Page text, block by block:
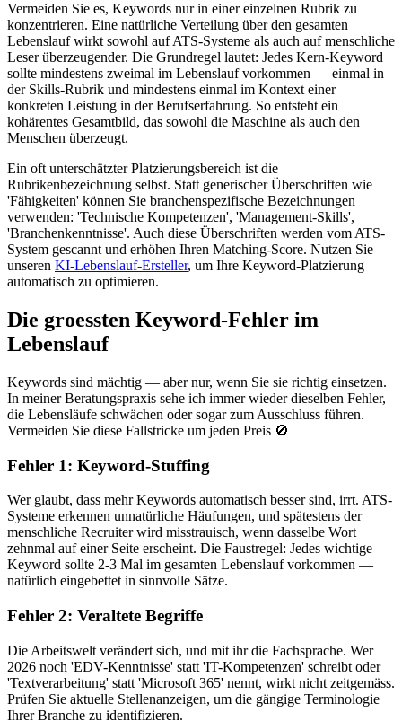
Vermeiden Sie es, Keywords nur in einer einzelnen Rubrik zu
konzentrieren. Eine natürliche Verteilung über den gesamten
Lebenslauf wirkt sowohl auf ATS-Systeme als auch auf menschliche
Leser überzeugender. Die Grundregel lautet: Jedes Kern-Keyword
sollte mindestens zweimal im Lebenslauf vorkommen — einmal in
der Skills-Rubrik und mindestens einmal im Kontext einer
konkreten Leistung in der Berufserfahrung. So entsteht ein
kohärentes Gesamtbild, das sowohl die Maschine als auch den
Menschen überzeugt.
Ein oft unterschätzter Platzierungsbereich ist die
Rubrikenbezeichnung selbst. Statt generischer Überschriften wie
'Fähigkeiten' können Sie branchenspezifische Bezeichnungen
verwenden: 'Technische Kompetenzen', 'Management-Skills',
'Branchenkenntnisse'. Auch diese Überschriften werden vom ATS-
System gescannt und erhöhen Ihren Matching-Score. Nutzen Sie
unseren KI-Lebenslauf-Ersteller, um Ihre Keyword-Platzierung
automatisch zu optimieren.
Die groessten Keyword-Fehler im
Lebenslauf
Keywords sind mächtig — aber nur, wenn Sie sie richtig einsetzen.
In meiner Beratungspraxis sehe ich immer wieder dieselben Fehler,
die Lebensläufe schwächen oder sogar zum Ausschluss führen.
Vermeiden Sie diese Fallstricke um jeden Preis 🚫
Fehler 1: Keyword-Stuffing
Wer glaubt, dass mehr Keywords automatisch besser sind, irrt. ATS-
Systeme erkennen unnatürliche Häufungen, und spätestens der
menschliche Recruiter wird misstrauisch, wenn dasselbe Wort
zehnmal auf einer Seite erscheint. Die Faustregel: Jedes wichtige
Keyword sollte 2-3 Mal im gesamten Lebenslauf vorkommen —
natürlich eingebettet in sinnvolle Sätze.
Fehler 2: Veraltete Begriffe
Die Arbeitswelt verändert sich, und mit ihr die Fachsprache. Wer
2026 noch 'EDV-Kenntnisse' statt 'IT-Kompetenzen' schreibt oder
'Textverarbeitung' statt 'Microsoft 365' nennt, wirkt nicht zeitgemäss.
Prüfen Sie aktuelle Stellenanzeigen, um die gängige Terminologie
Ihrer Branche zu identifizieren.